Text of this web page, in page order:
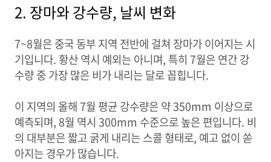
2. 장마와 강수량, 날씨 변화
7~8월은 중국 동부 지역 전반에 걸쳐 장마가 이어지는 시
기입니다. 황산 역시 예외는 아니며, 특히 7월은 연간 강
수량 중 가장 많은 비가 내리는 달로 꼽힙니다.
이 지역의 올해 7월 평균 강수량은 약 350mm 이상으로
예측되며, 8월 역시 300mm 수준으로 높은 편입니다. 비
의 대부분은 짧고 굵게 내리는 스콜 형태로, 예고 없이 쏟
아지는 경우가 많습니다.